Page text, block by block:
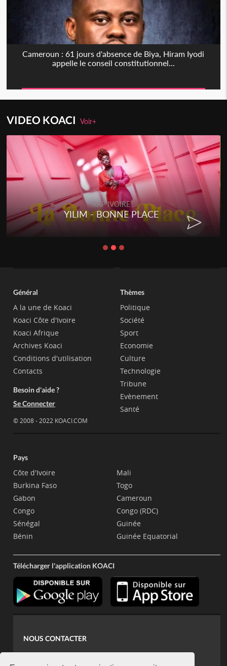
Cameroun : 61 jours d'absence de Biya, Hiram Iyodi
appelle le conseil constitutionnel...
VIDEO KOACIVoir+
RAP IVOIRE
YILIM - BONNE PLACE
Général
A la une de Koaci
Koaci Côte d'Ivoire
Koaci Afrique
Archives Koaci
Conditions d'utilisation
Contacts
Besoin d'aide ?
Se Connecter
© 2008 - 2022 KOACI.COM
Thèmes
Politique
Société
Sport
Economie
Culture
Technologie
Tribune
Evènement
Santé
Pays
Côte d'Ivoire
Burkina Faso
Gabon
Congo
Sénégal
Bénin
Mali
Togo
Cameroun
Congo (RDC)
Guinée
Guinée Equatorial
Télécharger l'application KOACI
NOUS CONTACTER